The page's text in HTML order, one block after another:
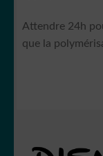
Attendre 24h
que la